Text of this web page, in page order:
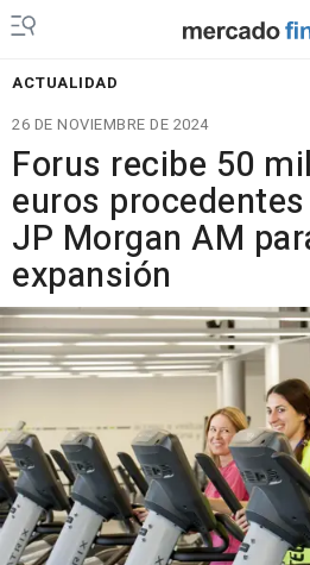
ACTUALIDAD
26 DE NOVIEMBRE DE 2024
Forus recibe 50
euros
JP Morgan AM
expansión